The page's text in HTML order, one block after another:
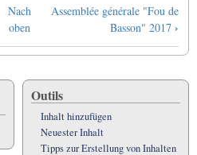
Nach
oben
Assemblée générale "Fou de
Basson" 2017 ›
Outils
Inhalt hinzufügen
Neuester Inhalt
Tipps zur Erstellung von Inhalten